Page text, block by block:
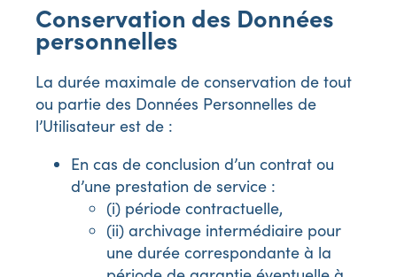
Conservation des Données
personnelles
La durée maximale de conservation de tout
ou partie des Données Personnelles de
l’Utilisateur est de :
En cas de conclusion d’un contrat ou
d’une prestation de service :
(i) période contractuelle,
(ii) archivage intermédiaire pour
une durée correspondante à la